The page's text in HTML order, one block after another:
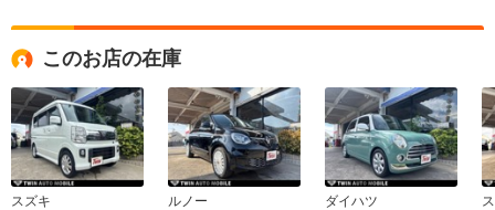
このお店の在庫
スズキ ルノー ダイハツ